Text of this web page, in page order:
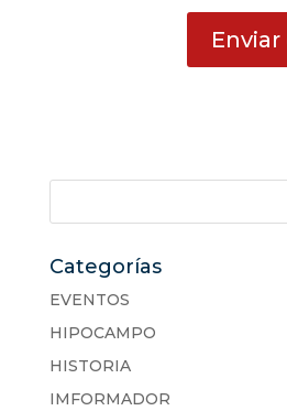
Categorías
EVENTOS
HIPOCAMPO
HISTORIA
IMFORMADOR